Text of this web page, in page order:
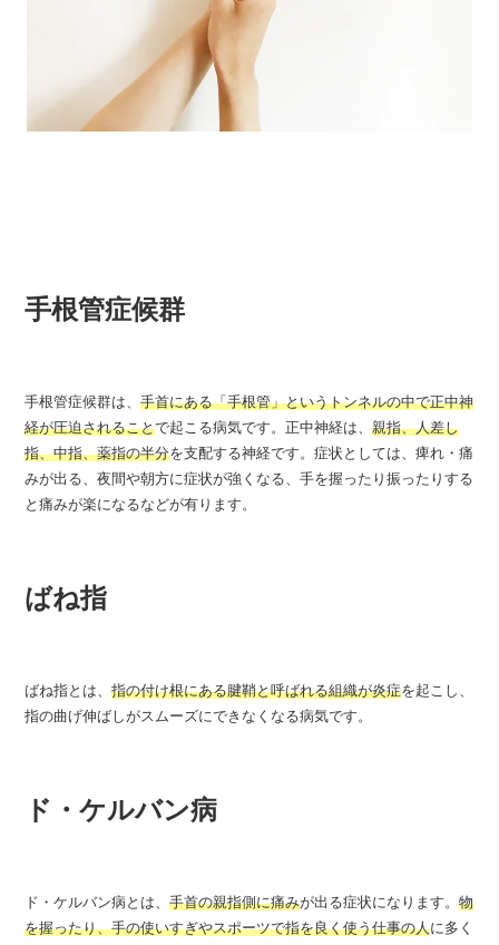
手根管症候群
手根管症候群は、手首にある「手根管」というトンネルの中で正中神
経が圧迫されることで起こる病気です。正中神経は、親指、人差し
指、中指、薬指の半分を支配する神経です。症状としては、痺れ・痛
みが出る、夜間や朝方に症状が強くなる、手を握ったり振ったりする
と痛みが楽になるなどが有ります。
ばね指
ばね指とは、指の付け根にある腱鞘と呼ばれる組織が炎症を起こし、
指の曲げ伸ばしがスムーズにできなくなる病気です。
ド・ケルバン病
ド・ケルバン病とは、手首の親指側に痛みが出る症状になります。物
を握ったり、手の使いすぎやスポーツで指を良く使う仕事の人に多く